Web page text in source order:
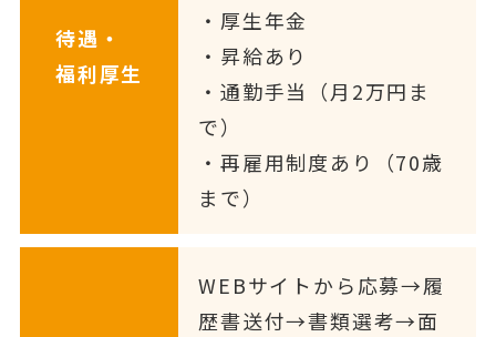
待遇・
福利厚生
・厚生年金
・昇給あり
・通勤手当（月2万円ま
で）
・再雇用制度あり（70歳
まで）
WEBサイトから応募→履
歴書送付→書類選考→面